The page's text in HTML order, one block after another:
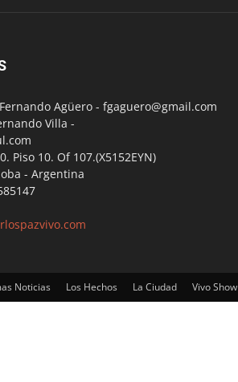
Agüero - fgaguero@gmail.com
Villa -
Piso 10. Of 107.(X5152EYN)
- Argentina
Noticias Los Hechos La Ciudad Vivo Show